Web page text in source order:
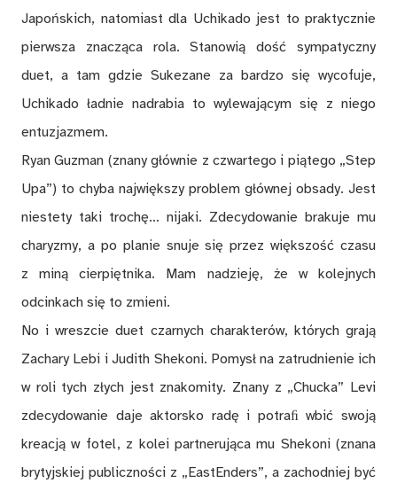
Japońskich, natomiast dla Uchikado jest to praktycznie
pierwsza znacząca rola. Stanowią dość sympatyczny
duet, a tam gdzie Sukezane za bardzo się wycofuje,
Uchikado ładnie nadrabia to wylewającym się z niego
entuzjazmem.
Ryan Guzman (znany głównie z czwartego i piątego „Step
Upa”) to chyba największy problem głównej obsady. Jest
niestety taki trochę… nijaki. Zdecydowanie brakuje mu
charyzmy, a po planie snuje się przez większość czasu
z miną cierpiętnika. Mam nadzieję, że w kolejnych
odcinkach się to zmieni.
No i wreszcie duet czarnych charakterów, których grają
Zachary Lebi i Judith Shekoni. Pomysł na zatrudnienie ich
w roli tych złych jest znakomity. Znany z „Chucka” Levi
zdecydowanie daje aktorsko radę i potraﬁ wbić swoją
kreacją w fotel, z kolei partnerująca mu Shekoni (znana
brytyjskiej publiczności z „EastEnders”, a zachodniej być